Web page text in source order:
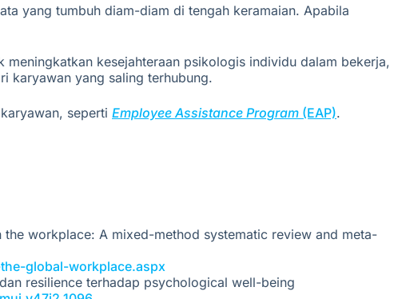
yang tumbuh diam-diam di tengah keramaian. Apabila
kesejahteraan psikologis individu dalam bekerja,
karyawan yang saling terhubung.
seperti Employee Assistance Program (EAP).
workplace: A mixed-method systematic review and meta-
global-workplace.aspx
resilience terhadap psychological well-being